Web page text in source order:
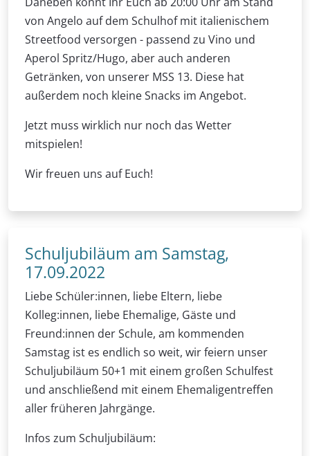
von Angelo auf dem Schulhof mit italienischem
Streetfood versorgen - passend zu Vino und
Aperol Spritz/Hugo, aber auch anderen
Getränken, von unserer MSS 13. Diese hat
außerdem noch kleine Snacks im Angebot.
Jetzt muss wirklich nur noch das Wetter
mitspielen!
Wir freuen uns auf Euch!
Schuljubiläum am Samstag,
17.09.2022
Liebe Schüler:innen, liebe Eltern, liebe
Kolleg:innen, liebe Ehemalige, Gäste und
Freund:innen der Schule, am kommenden
Samstag ist es endlich so weit, wir feiern unser
Schuljubiläum 50+1 mit einem großen Schulfest
und anschließend mit einem Ehemaligentreffen
aller früheren Jahrgänge.
Infos zum Schuljubiläum: